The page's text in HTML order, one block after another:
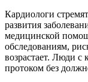
Кардиологи
развития
медицинской
обследованиям,
возрастает. Люди
протоком без